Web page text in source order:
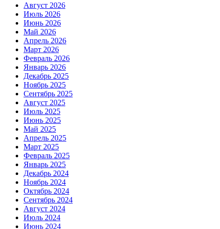
Август 2026
Июль 2026
Июнь 2026
Май 2026
Апрель 2026
Март 2026
Февраль 2026
Январь 2026
Декабрь 2025
Ноябрь 2025
Сентябрь 2025
Август 2025
Июль 2025
Июнь 2025
Май 2025
Апрель 2025
Март 2025
Февраль 2025
Январь 2025
Декабрь 2024
Ноябрь 2024
Октябрь 2024
Сентябрь 2024
Август 2024
Июль 2024
Июнь 2024